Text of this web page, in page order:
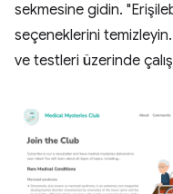
sekmesine gidin.
seçeneklerini
ve testleri üzerinde